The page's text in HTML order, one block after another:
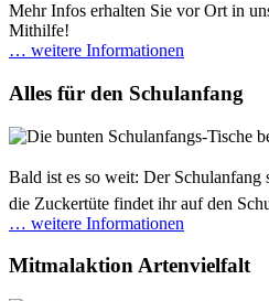
Mehr Infos erhalten Sie vor Ort in
Mithilfe!
… weitere Informationen
Alles für den Schulanfang
Bald ist es so weit: Der
die Zuckertüte findet ihr auf den
… weitere Informationen
Mitmalaktion Artenvielfalt